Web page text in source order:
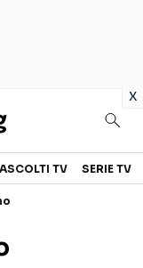
x
ASCOLTI TV SERIE TV